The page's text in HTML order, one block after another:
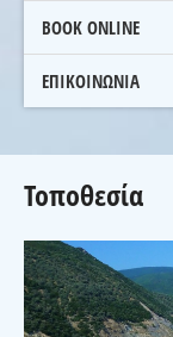
BOOK ONLINE
ΕΠΙΚΟΙΝΩΝΙΑ
Τοποθεσία